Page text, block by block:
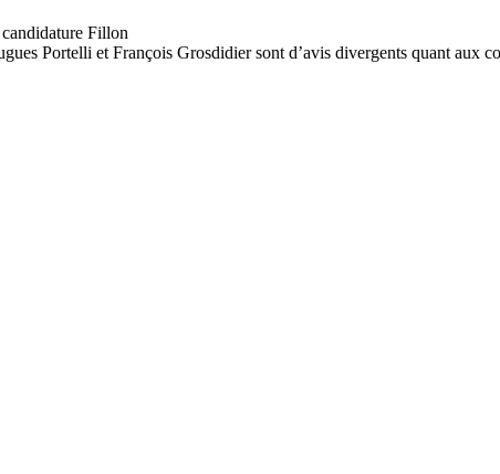
Portelli et François Grosdidier sont d’avis divergents quant aux